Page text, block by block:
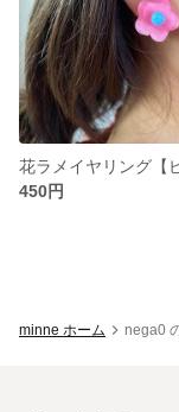
花ラメイヤリング【
450円
minne ホーム nega0